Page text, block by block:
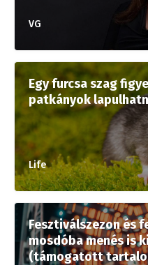
VG
Egy furcsa szag
patkányok
Life
Fesztiválszezon és
mosdóba menés is
(támogatott